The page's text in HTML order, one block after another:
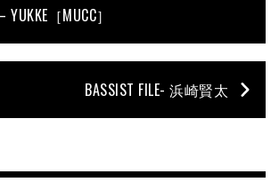
YUKKE［MUCC］
BASSIST FILE- 浜崎賢太